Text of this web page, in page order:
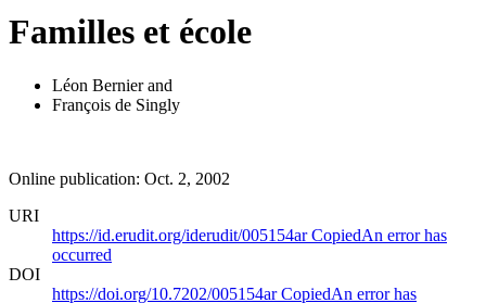
Familles et école
Léon Bernierand
François de Singly
Online publication: Oct. 2, 2002
URI
https://id.erudit.org/iderudit/005154arCopiedAn error has
occurred
DOI
https://doi.org/10.7202/005154arCopiedAn error has